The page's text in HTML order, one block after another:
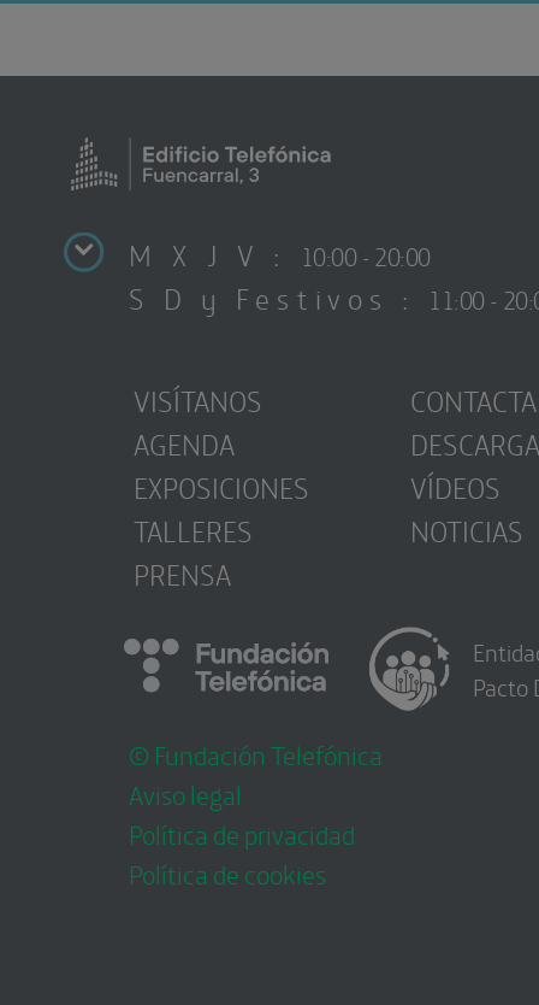
M X J V : 10:00 - 20:00
S D y Festivos : 11:00 -
VISÍTANOS
AGENDA
EXPOSICIONES
TALLERES
PRENSA
CONTACTA
VÍDEOS
NOTICIAS
© Fundación Telefónica
Aviso legal
Política de privacidad
Política de cookies
Pacto